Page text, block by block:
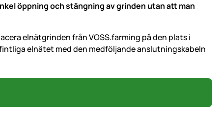
öppning och stängning av grinden utan att man
elnätgrinden från VOSS.farming på den plats i
elnätet med den medföljande anslutningskabeln